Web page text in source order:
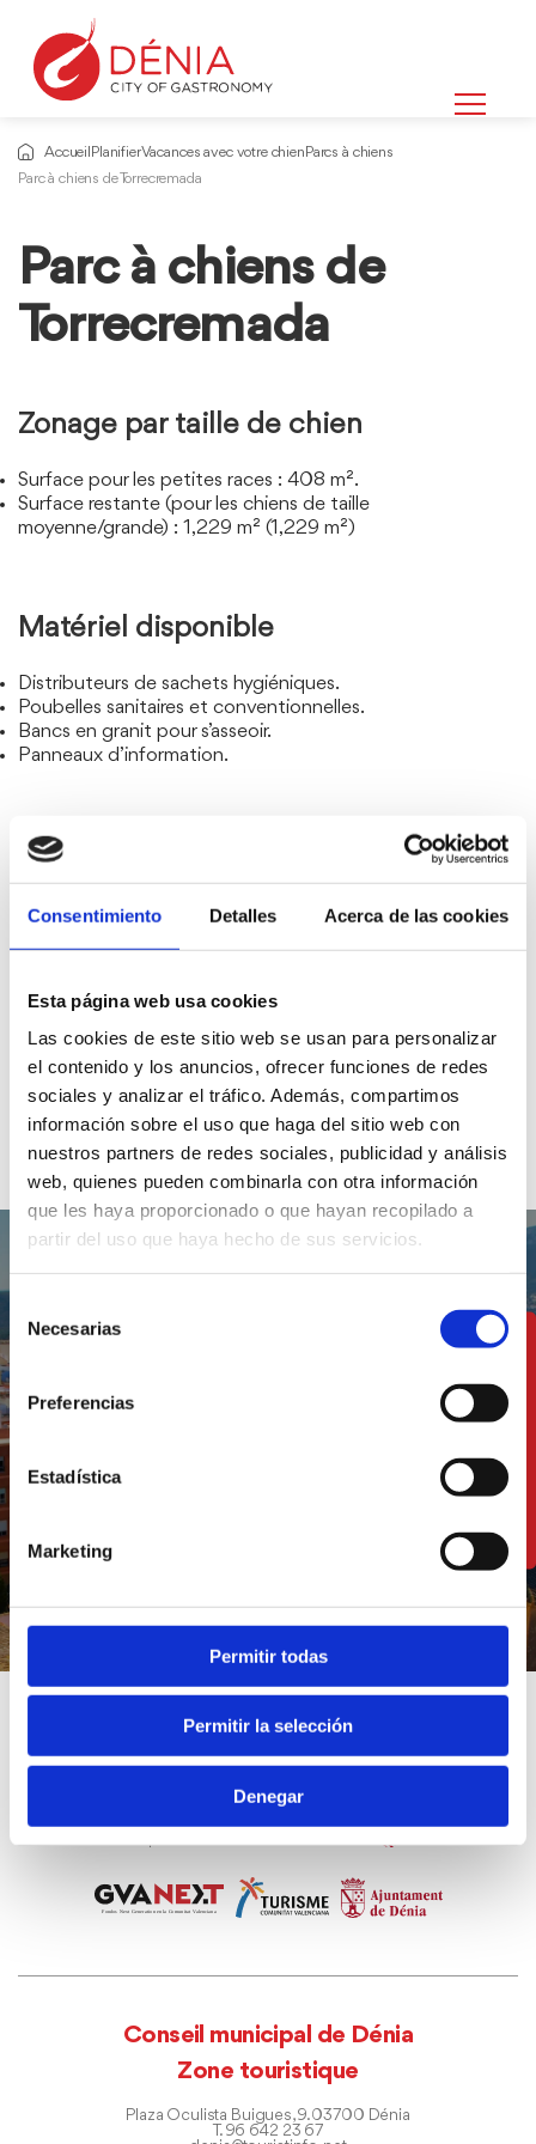
Consentimiento Detalles Acerca de las cookies
Esta página web usa cookies
Las cookies de este sitio web se usan para personalizar
el contenido y los anuncios, ofrecer funciones de redes
sociales y analizar el tráfico. Además, compartimos
información sobre el uso que haga del sitio web con
nuestros partners de redes sociales, publicidad y análisis
web, quienes pueden combinarla con otra información
que les haya proporcionado o que hayan recopilado a
partir del uso que haya hecho de sus servicios.
consentimiento
Necesarias
Preferencias
Estadística
Marketing
Permitir todas
Permitir la selección
Denegar
Accueil PlanifierVacances avec votre chien Parcs à chiens
Parc à chiens de Torrecremada
Parc à chiens de
Torrecremada
Informations
sur
Zonage par taille de chien
Surface pour les petites races : 408 m².
Surface restante (pour les chiens de taille
moyenne/grande) : 1,229 m² (1,229 m²)
Matériel disponible
Distributeurs de sachets hygiéniques.
Poubelles sanitaires et conventionnelles.
Bancs en granit pour s’asseoir.
Panneaux d’information.
Surface totale : environ 1 637 m².
Type de sol : Sable de Zahorra et d’albero.
Clôture : clôture métallique périphérique.
tradition et modernité
Conseil municipal de Dénia
Zone touristique
Plaza Oculista Buigues, 9. 03700 Dénia
T. 96 642 23 67